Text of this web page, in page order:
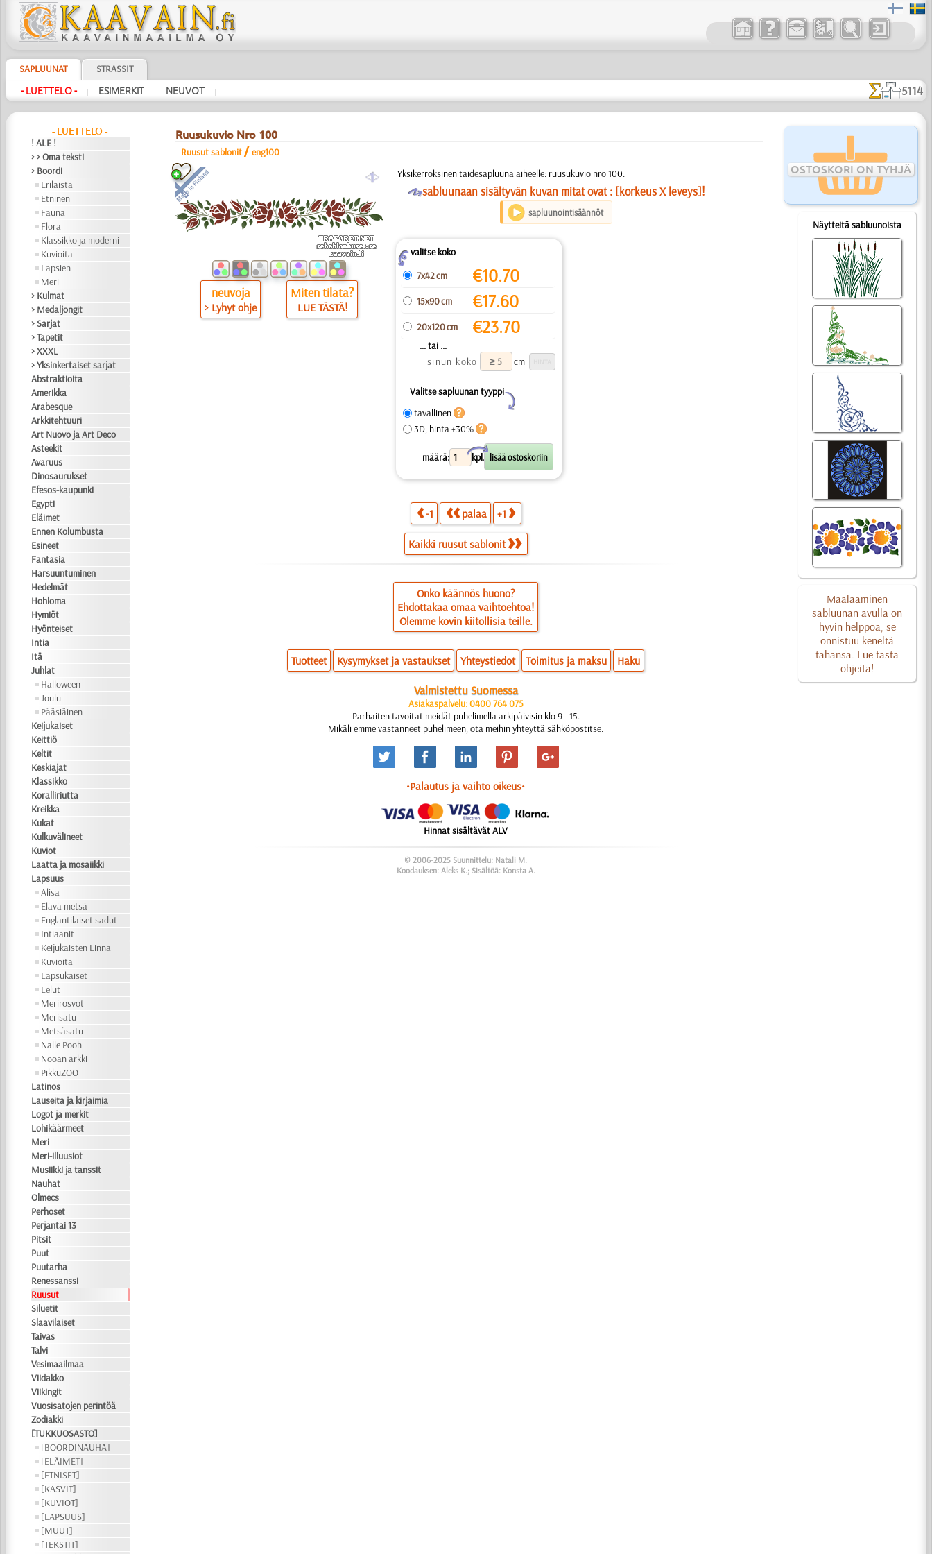
SAPLUUNAT STRASSIT
- LUETTELO - | ESIMERKIT | NEUVOT | 5114
- LUETTELO -
! ALE !
> > Oma teksti
> Boordi
Erilaista
Etninen
Fauna
Flora
Klassikko ja moderni
Kuvioita
Lapsien
Meri
> Kulmat
> Medaljongit
> Sarjat
> Tapetit
> XXXL
> Yksinkertaiset sarjat
Abstraktioita
Amerikka
Arabesque
Arkkitehtuuri
Art Nuovo ja Art Deco
Asteekit
Avaruus
Dinosaurukset
Efesos-kaupunki
Egypti
Eläimet
Ennen Kolumbusta
Esineet
Fantasia
Harsuuntuminen
Hedelmät
Hohloma
Hymiöt
Hyönteiset
Intia
Itä
Juhlat
Halloween
Joulu
Pääsiäinen
Keijukaiset
Keittiö
Keltit
Keskiajat
Klassikko
Koralliriutta
Kreikka
Kukat
Kulkuvälineet
Kuviot
Laatta ja mosaiikki
Lapsuus
Alisa
Elävä metsä
Englantilaiset sadut
Intiaanit
Keijukaisten Linna
Kuvioita
Lapsukaiset
Lelut
Merirosvot
Merisatu
Metsäsatu
Nalle Pooh
Nooan arkki
PikkuZOO
Latinos
Lauseita ja kirjaimia
Logot ja merkit
Lohikäärmeet
Meri
Meri-illuusiot
Musiikki ja tanssit
Nauhat
Olmecs
Perhoset
Perjantai 13
Pitsit
Puut
Puutarha
Renessanssi
Ruusut
Siluetit
Slaavilaiset
Taivas
Talvi
Vesimaailmaa
Viidakko
Viikingit
Vuosisatojen perintöä
Zodiakki
[TUKKUOSASTO]
[BOORDINAUHA]
[ELÄIMET]
[ETNISET]
[KASVIT]
[KUVIOT]
[LAPSUUS]
[MUUT]
[TEKSTIT]
OSTOSKORI ON TYHJÄ
Näytteitä sabluunoista
Maalaaminen
sabluunan avulla on
hyvin helppoa, se
onnistuu keneltä
tahansa. Lue tästä
ohjeita!
Ruusukuvio Nro 100
Ruusut sablonit /eng100
a
neuvoja
> Lyhyt ohje
Miten tilata?
LUE TÄSTÄ!
Yksikerroksinen taidesapluuna aiheelle: ruusukuvio nro 100.
Osabluunaan sisältyvän kuvan mitat ovat : [korkeus X leveys]!
sapluunointisäännöt
Zvalitse koko
7x42 cm
€10.70
15x90 cm €17.60
20x120 cm €23.70
... tai ...
sinun koko
cm
Valitse sapluunan tyyppi
Y
tavallinen
3D, hinta +30%
määrä: kpl.
X
-1 palaa +1
Kaikki ruusut sablonit
Onko käännös huono?
Ehdottakaa omaa vaihtoehtoa!
Olemme kovin kiitollisia teille.
Tuotteet Kysymykset ja vastaukset Yhteystiedot Toimitus ja maksu Haku
Valmistettu Suomessa
Asiakaspalvelu: 0400 764 075
Parhaiten tavoitat meidät puhelimella arkipäivisin klo 9 - 15.
Mikäli emme vastanneet puhelimeen, ota meihin yhteyttä sähköpostitse.
•Palautus ja vaihto oikeus•
Hinnat sisältävät ALV
© 2006-2025 Suunnittelu: Natali M.
Koodauksen: Aleks K.; Sisältöä: Konsta A.